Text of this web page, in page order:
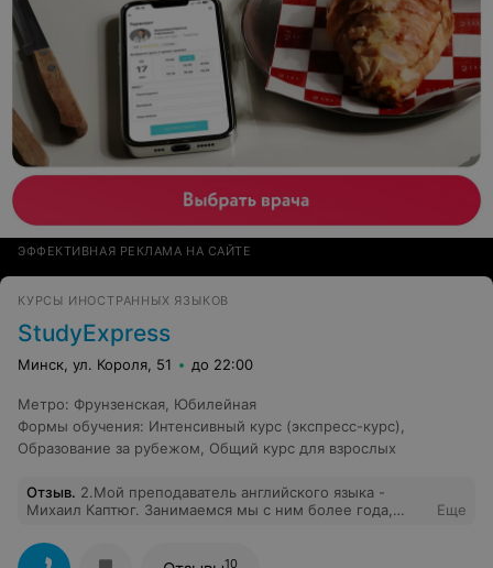
ЭФФЕКТИВНАЯ РЕКЛАМА НА САЙТЕ
КУРСЫ ИНОСТРАННЫХ ЯЗЫКОВ
StudyExpress
Минск, ул. Короля, 51 до 22:00
Метро: Фрунзенская Юбилейная
Формы обучения: Интенсивный курс (экспресс-курс)
Образование за рубежом
Общий курс для взрослых
Отзыв. 2.Мой преподаватель английского языка -
Михаил Каптюг. Занимаемся мы с ним более года,
занятиями, благодаря которым, я не забываю
английский язык, практикуюсь и познаю новое, а так
Еще
10